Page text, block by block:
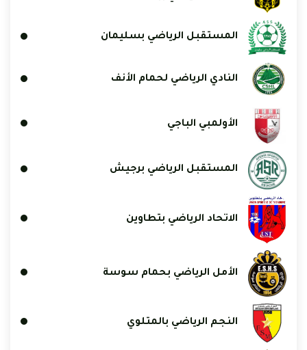
المستقبل الرياضي بسليمان
النادي الرياضي لحمام الأنف
الأولمبي الباجي
المستقبل الرياضي برجيش
الاتحاد الرياضي بتطاوين
الأمل الرياضي بحمام سوسة
النجم الرياضي بالمتلوي